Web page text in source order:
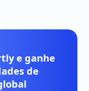
e ganhe
de